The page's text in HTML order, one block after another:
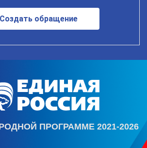
Создать обращение
ПРОГРАММЕ 2021-2026